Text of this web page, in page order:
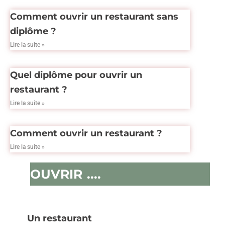
Comment ouvrir un restaurant sans
diplôme ?
Lire la suite »
Quel diplôme pour ouvrir un
restaurant ?
Lire la suite »
Comment ouvrir un restaurant ?
Lire la suite »
OUVRIR ....
Un restaurant